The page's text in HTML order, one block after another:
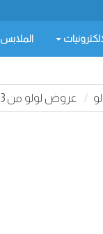
الملابس
عروض لولو من 03 إلى 16 يونيو 2026